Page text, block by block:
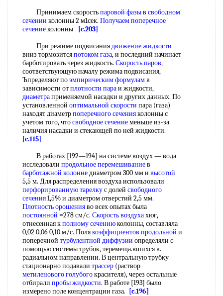
Принимаем скоростьпаровой фазыв свободном
сечении колонны 2 м1сек. Получаемпоперечное
сечениеколонны
[c.203]
При режиме подвисаниядвижение жидкости
вниз тормозитсяпотоком газа, и последний начинает
барботировать через жидкость. Скорость паров,
соответствующую началу режима подвисания,
Ъпределяют поэмпирическим формуламв
зависимости отплотности параи жидкости,
диаметраприменяемой насадки и других данных. По
установленной оптимальной скорости пара (газа)
находят диаметрпоперечного сеченияколонны с
учетом того, чтосвободное сечениеменьше из-за
наличия насадки и стекающей по ней жидкости.
[c.115]
В работах [192—194] на системе воздух — вода
исследовали продольное перемешиваниев
барботажной колоннедиаметром 300 мм и высотой
5,5 м. Для распределения воздуха использовали
перфорированную тарелкус долей свободного
сечения1,5% и диаметром отверстий 2,5 мм.
Плотность орошенияво всех опытах была
постоянной =278 см/с. Скорость воздухахюг,
отнесенная кполному сечениюколонны, составляла
0,02 0,06 0,10 м/с. Полякоэффициентов продольной и
поперечной турбулентной диффузии определяли с
помощью системы трубок, теремеща.вшихся в.
радиальном направлении. В центральную трубку
стационарно подавали трассер (раствор
метиленового голубогокрасителя), через остальные
отбирали пробы жидкости. В работе [193] было
измерено поле концентрации газа.
[c.196]